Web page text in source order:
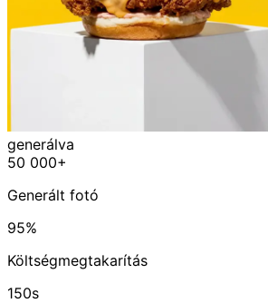
generálva
50 000+
Generált fotó
95%
Költségmegtakarítás
150s